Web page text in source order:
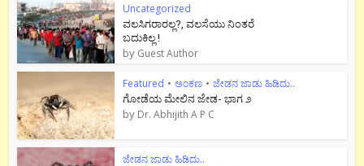
Uncategorized
ವಲಸಿಗರಾರಲ್ಲ?, ವಲಸೆಯು ನಿಂತರೆ
ಬದುಕಿಲ್ಲ !
by Guest Author
Featured • ಅಂಕಣ • ಜೇಡನ ಜಾಡು ಹಿಡಿದು..
ಗೋಡೆಯ ಮೇಲಿನ ಜೇಡ- ಭಾಗ ೨
by Dr. Abhijith A P C
ಜೇಡನ ಜಾಡು ಹಿಡಿದು..